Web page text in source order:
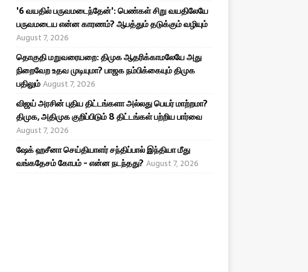
'6 வயதில் பருவமடைந்தேன்': பெண்கள் சிறு வயதிலேயே
பருவமடைய என்ன காரணம்? ஆபத்தும் தடுக்கும் வழியும்
August 7, 2026
தொகுதி மறுவரையறை: திமுக ஆதரிக்காமலேயே அது
நிறைவேற உதவ முடியுமா? பாஜக நம்பிக்கையும் திமுக
பதிலும் August 7, 2026
விஜய் அரசின் புதிய திட்டங்களா அல்லது பெயர் மாற்றமா?
திமுக, அதிமுக குறிப்பிடும் 8 திட்டங்கள் பற்றிய பார்வை
August 7, 2026
ஷேக் ஹசீனா செய்தியாளர் சந்திப்பால் இந்தியா மீது
வங்கதேசம் கோபம் - என்ன நடந்தது? August 7, 2026